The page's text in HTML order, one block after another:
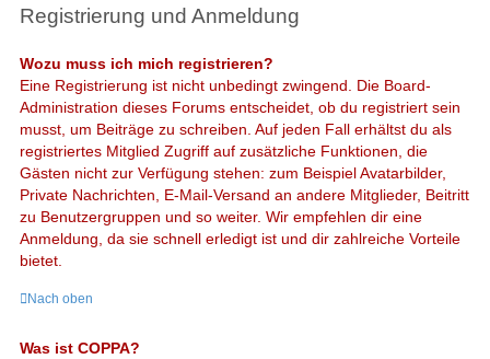
Registrierung und Anmeldung
Wozu muss ich mich registrieren?
Eine Registrierung ist nicht unbedingt zwingend. Die Board-
Administration dieses Forums entscheidet, ob du registriert sein
musst, um Beiträge zu schreiben. Auf jeden Fall erhältst du als
registriertes Mitglied Zugriff auf zusätzliche Funktionen, die
Gästen nicht zur Verfügung stehen: zum Beispiel Avatarbilder,
Private Nachrichten, E-Mail-Versand an andere Mitglieder, Beitritt
zu Benutzergruppen und so weiter. Wir empfehlen dir eine
Anmeldung, da sie schnell erledigt ist und dir zahlreiche Vorteile
bietet.
Nach oben
Was ist COPPA?